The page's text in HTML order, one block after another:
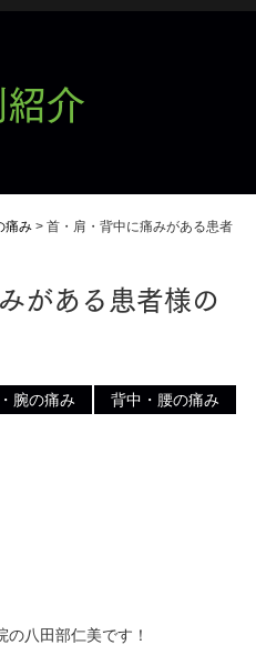
介
痛み > 首・肩・背中に痛みがある患者
がある患者様の
腕の痛み
背中・腰の痛み
八田部仁美です！